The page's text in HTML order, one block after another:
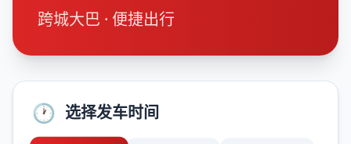
跨城大巴 · 便捷出行
🕐 选择发车时间